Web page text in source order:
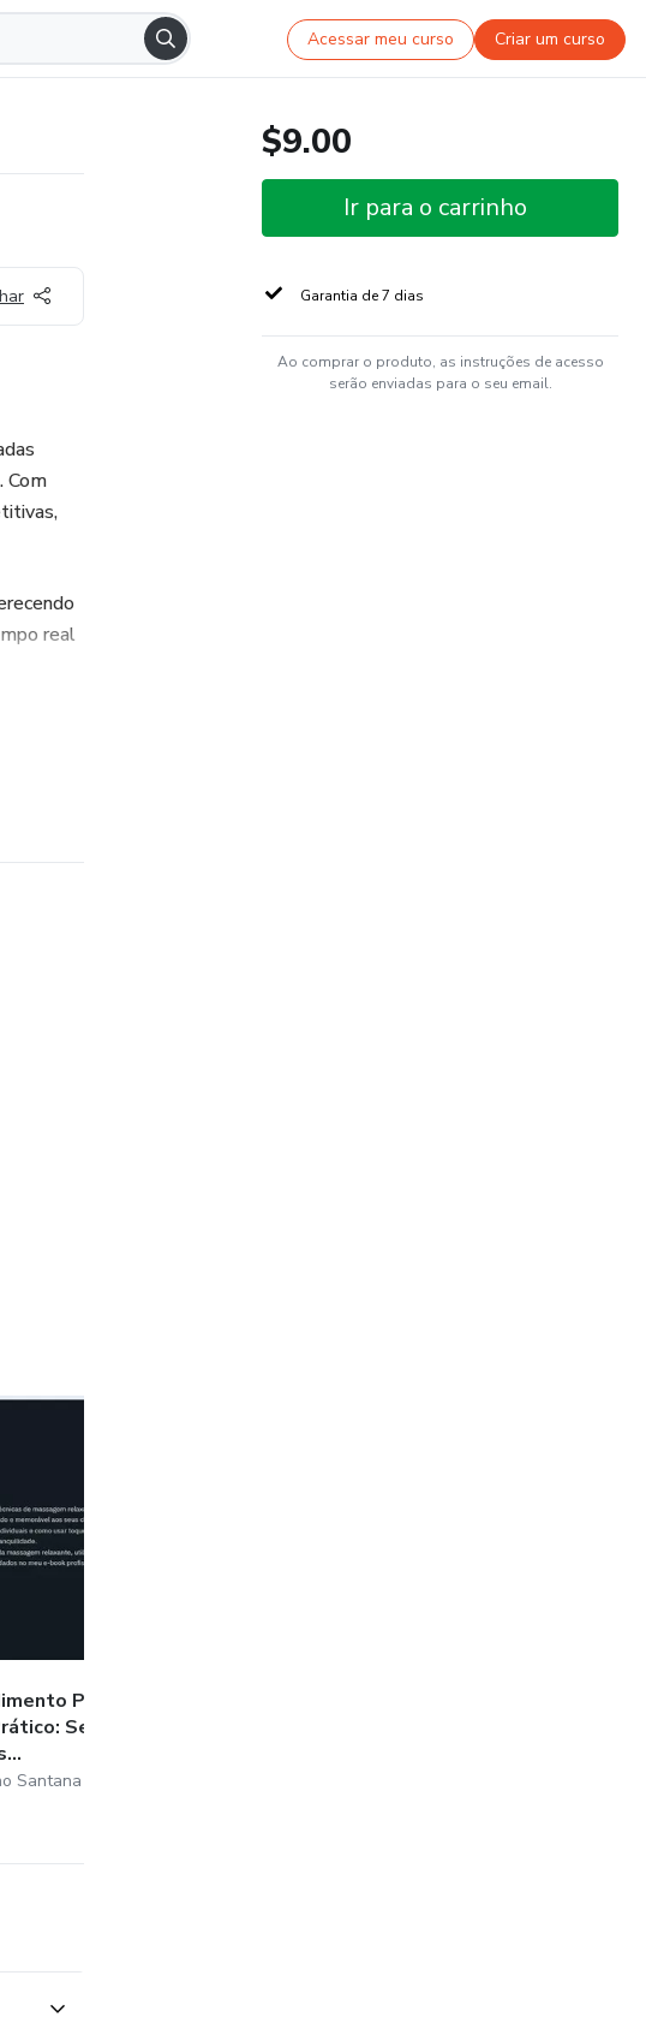
Acessar meu curso Criar um curso
Com
real
Personalizado
Seja O Mestre
Santana Sousa
$9.00
Ir para o carrinho
Garantia de 7 dias
Ao comprar o produto, as instruções de acesso
serão enviadas para o seu email.